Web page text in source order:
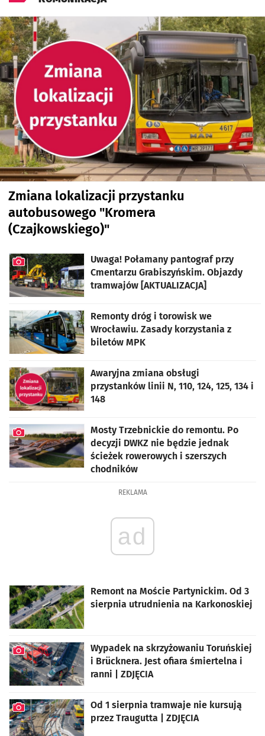
Zmiana lokalizacji przystanku
autobusowego "Kromera
(Czajkowskiego)"
Uwaga! Połamany pantograf przy
Cmentarzu Grabiszyńskim. Objazdy
tramwajów [AKTUALIZACJA]
Remonty dróg i torowisk we
Wrocławiu. Zasady korzystania z
biletów MPK
Awaryjna zmiana obsługi
przystanków linii N, 110, 124, 125, 134 i
148
Mosty Trzebnickie do remontu. Po
decyzji DWKZ nie będzie jednak
ścieżek rowerowych i szerszych
chodników
REKLAMA
ad
Remont na Moście Partynickim. Od 3
sierpnia utrudnienia na Karkonoskiej
Wypadek na skrzyżowaniu Toruńskiej
i Brücknera. Jest ofiara śmiertelna i
ranni | ZDJĘCIA
Od 1 sierpnia tramwaje nie kursują
przez Traugutta | ZDJĘCIA